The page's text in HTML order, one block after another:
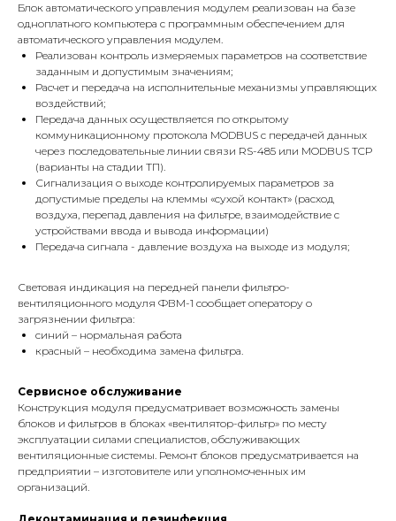
Блок автоматического управления модулем реализован на базе
одноплатного компьютера с программным обеспечением для
автоматического управления модулем.
Реализован контроль измеряемых параметров на соответствие
заданным и допустимым значениям;
Расчет и передача на исполнительные механизмы управляющих
воздействий;
Передача данных осуществляется по открытому
коммуникационному протокола MODBUS с передачей данных
через последовательные линии связи RS-485 или MODBUS TCP
(варианты на стадии ТП).
Сигнализация о выходе контролируемых параметров за
допустимые пределы на клеммы «сухой контакт» (расход
воздуха, перепад давления на фильтре, взаимодействие с
устройствами ввода и вывода информации)
Передача сигнала - давление воздуха на выходе из модуля;
Световая индикация на передней панели фильтро-
вентиляционного модуля ФВМ-1 сообщает оператору о
загрязнении фильтра:
синий – нормальная работа
красный – необходима замена фильтра.
Сервисное обслуживание
Конструкция модуля предусматривает возможность замены
блоков и фильтров в блоках «вентилятор-фильтр» по месту
эксплуатации силами специалистов, обслуживающих
вентиляционные системы. Ремонт блоков предусматривается на
предприятии – изготовителе или уполномоченных им
организаций.